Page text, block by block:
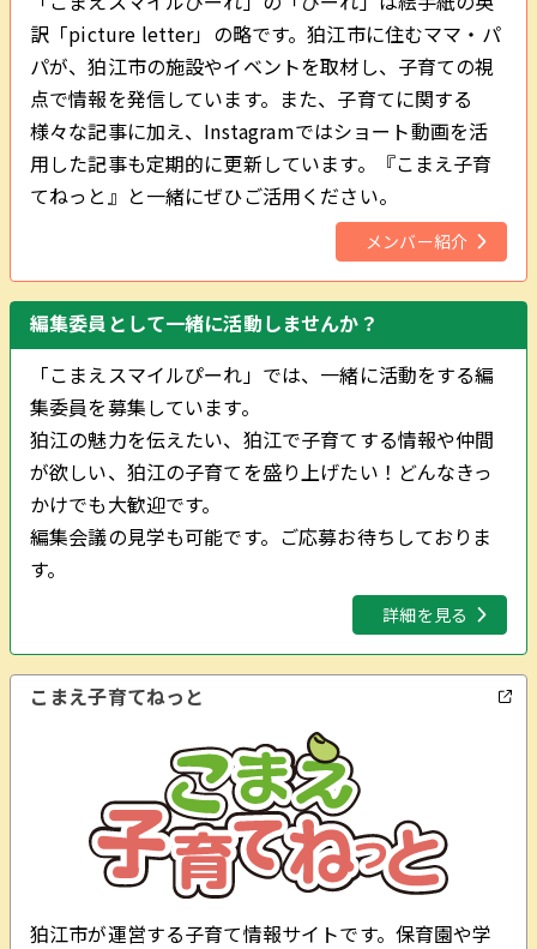
訳「picture letter」の略です。狛江市に住むママ・パ
パが、狛江市の施設やイベントを取材し、子育ての視
点で情報を発信しています。また、子育てに関する
様々な記事に加え、Instagramではショート動画を活
用した記事も定期的に更新しています。『こまえ子育
てねっと』と一緒にぜひご活用ください。
メンバー紹介
編集委員として一緒に活動しませんか？
「こまえスマイルぴーれ」では、一緒に活動をする編
集委員を募集しています。
狛江の魅力を伝えたい、狛江で子育てする情報や仲間
が欲しい、狛江の子育てを盛り上げたい！どんなきっ
かけでも大歓迎です。
編集会議の見学も可能です。ご応募お待ちしておりま
す。
詳細を見る
こまえ子育てねっと
狛江市が運営する子育て情報サイトです。保育園や学